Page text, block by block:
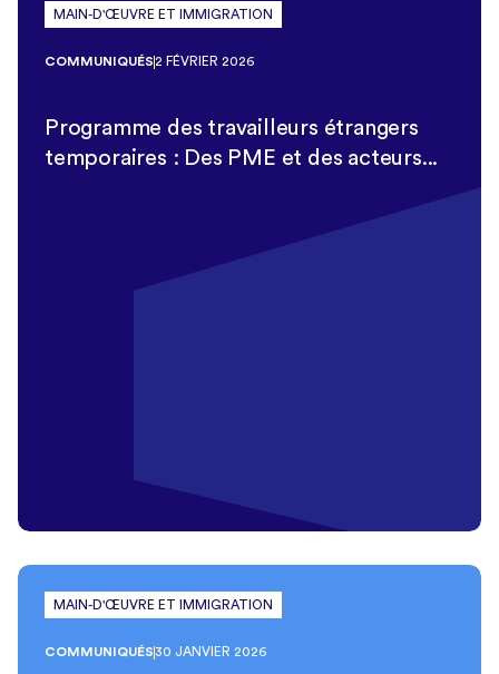
MAIN-D'ŒUVRE ET IMMIGRATION
COMMUNIQUÉS2 FÉVRIER 2026
Programme des travailleurs étrangers
temporaires : Des PME et des acteurs...
MAIN-D'ŒUVRE ET IMMIGRATION
COMMUNIQUÉS30 JANVIER 2026